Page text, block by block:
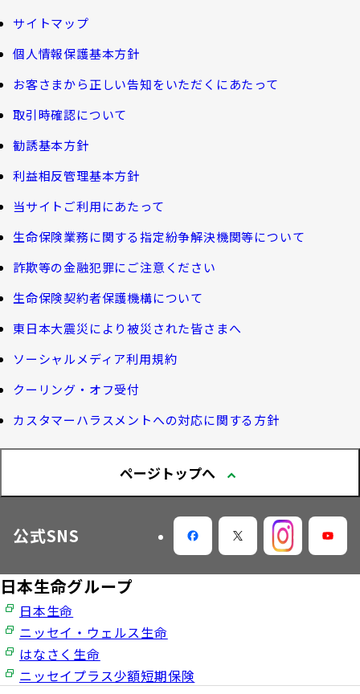
保険料の払込み・貸付金のご返済
マイナンバーカードによるお手続き
その他のお手続き
ご契約者さま向けサービス
諸利率のお知らせ
お客さま宛通知「大樹生命からのお知ら
せ」について
生命保険料控除制度について
Web版「ご契約のしおり－約款」
生命保険について知る
大樹あんしんナビゲーター
福利厚生制度関連
福利厚生制度等
ガイドブック「団体保険における保険金・給付金
のご請求手続きとお支払いについて」
大樹 企業保険ダイレクトシステム（団体保険の
各種照会・お手続きサービス）
団体年金制度関連
団体年金制度
団体年金運用商品
確定給付企業年金オンラインサービス（CPBS）
企業年金の事務再委託先変更について（契約者さ
ま専用サイト）
企業保険特別勘定運用実績照会サービス
大樹生命ブログ
お金について知る
公的保障試算ツール
相続税シミュレーション
教育費シミュレーター
長生き診断
体内環境チェック
認知症について知る
大樹の認知症サポートサービス
認知症コラム
認知機能チェック
大樹らいふ倶楽部紹介
大樹生命について トップ
トップメッセージ
会社情報
業績案内
お客さま本位の業務運営
サステナビリティ経営
機関投資家としての役割
大樹生命 CM紹介
サイトマップ
個人情報保護基本方針
お客さまから正しい告知をいただくにあたって
取引時確認について
勧誘基本方針
利益相反管理基本方針
当サイトご利用にあたって
生命保険業務に関する指定紛争解決機関等について
詐欺等の金融犯罪にご注意ください
生命保険契約者保護機構について
東日本大震災により被災された皆さまへ
ソーシャルメディア利用規約
クーリング・オフ受付
カスタマーハラスメントへの対応に関する方針
ページトップへ
公式SNS
日本生命グループ
日本生命
ニッセイ・ウェルス生命
はなさく生命
ニッセイプラス少額短期保険